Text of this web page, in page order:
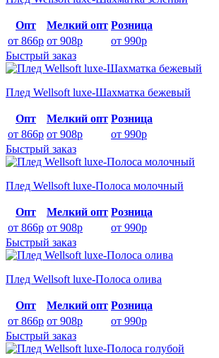
Опт Мелкий опт Розница
от 866р от 908р
от 990р
Быстрый заказ
Плед Wellsoft luxe-Шахматка бежевый
Опт Мелкий опт Розница
от 866р от 908р
от 990р
Быстрый заказ
Плед Wellsoft luxe-Полоса молочный
Опт Мелкий опт Розница
от 866р от 908р
от 990р
Быстрый заказ
Плед Wellsoft luxe-Полоса олива
Опт Мелкий опт Розница
от 866р от 908р
от 990р
Быстрый заказ